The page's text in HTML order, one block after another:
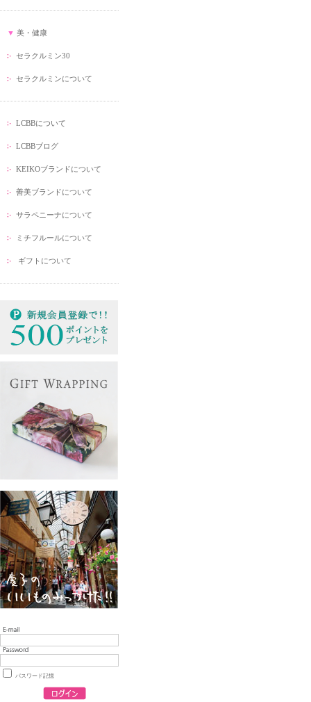
▼ 美・健康
セラクルミン30
セラクルミンについて
LCBBについて
LCBBブログ
KEIKOブランドについて
善美ブランドについて
サラペニーナについて
ミチフルールについて
ギフトについて
パスワード記憶